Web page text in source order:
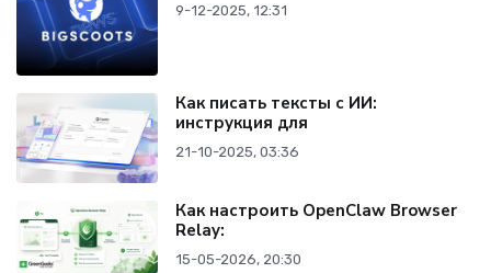
9-12-2025, 12:31
Как писать тексты с ИИ:
инструкция для
21-10-2025, 03:36
Как настроить OpenClaw Browser
Relay:
15-05-2026, 20:30